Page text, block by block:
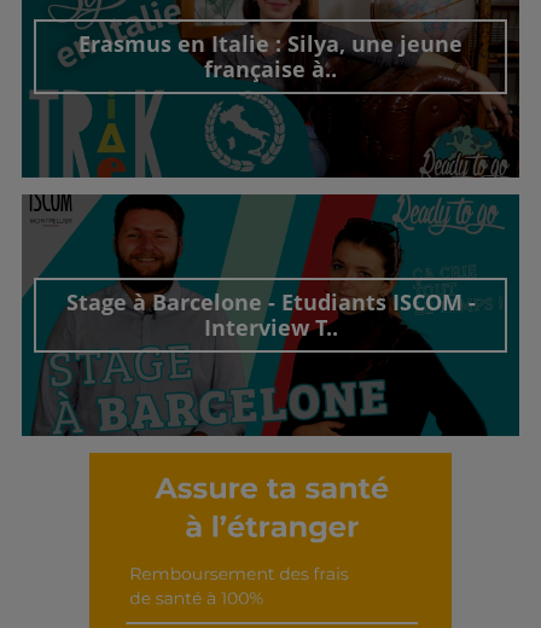
Erasmus en Italie : Silya, une jeune
française à..
Découvrir cet interview
Stage à Barcelone - Etudiants ISCOM -
Interview T..
Découvrir cet interview